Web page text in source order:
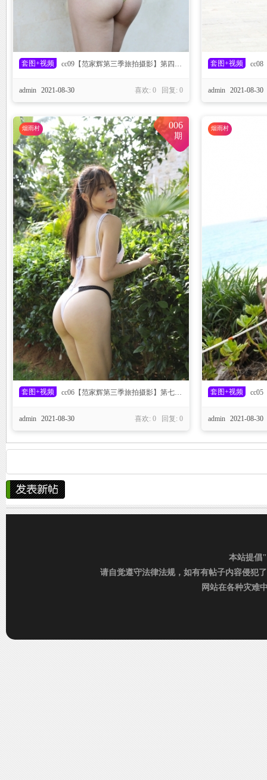
家-
全
拍
套图+视频 cc09【范家辉第三季旅拍摄影】第四篇：梓萱 牛油果绿泳装
喜欢: 0 回复: 0
admin 2021-08-30
套图+视频 cc08【
admin 2021-08-30
烟雨村 006
期
套图+视频 cc06【范家辉第三季旅拍摄影】第七篇：梓萱 白色泳装
喜欢: 0 回复: 0
admin 2021-08-30
烟雨村
套图+视频 cc05【
admin 2021-08-30
本站提倡
请自觉遵守法律法规，如有有帖子内容侵犯
网站在各种灾难